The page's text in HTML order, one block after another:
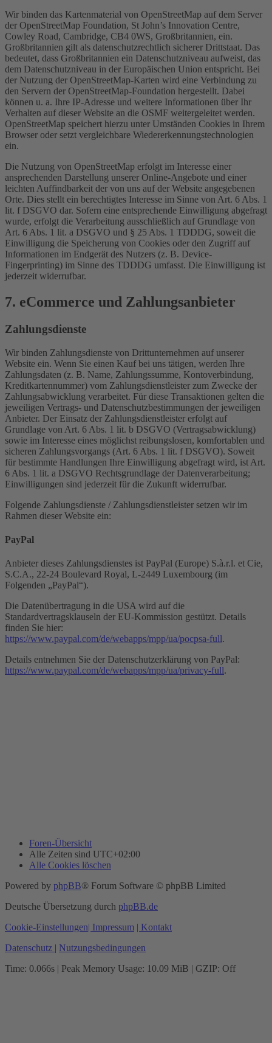
Wir binden das Kartenmaterial von OpenStreetMap auf dem Server
der OpenStreetMap Foundation, St John’s Innovation Centre,
Cowley Road, Cambridge, CB4 0WS, Großbritannien, ein.
Großbritannien gilt als datenschutzrechtlich sicherer Drittstaat. Das
bedeutet, dass Großbritannien ein Datenschutzniveau aufweist, das
dem Datenschutzniveau in der Europäischen Union entspricht. Bei
der Nutzung der OpenStreetMap-Karten wird eine Verbindung zu
den Servern der OpenStreetMap-Foundation hergestellt. Dabei
können u. a. Ihre IP-Adresse und weitere Informationen über Ihr
Verhalten auf dieser Website an die OSMF weitergeleitet werden.
OpenStreetMap speichert hierzu unter Umständen Cookies in Ihrem
Browser oder setzt vergleichbare Wiedererkennungstechnologien
ein.
Die Nutzung von OpenStreetMap erfolgt im Interesse einer
ansprechenden Darstellung unserer Online-Angebote und einer
leichten Auffindbarkeit der von uns auf der Website angegebenen
Orte. Dies stellt ein berechtigtes Interesse im Sinne von Art. 6 Abs. 1
lit. f DSGVO dar. Sofern eine entsprechende Einwilligung abgefragt
wurde, erfolgt die Verarbeitung ausschließlich auf Grundlage von
Art. 6 Abs. 1 lit. a DSGVO und § 25 Abs. 1 TDDDG, soweit die
Einwilligung die Speicherung von Cookies oder den Zugriff auf
Informationen im Endgerät des Nutzers (z. B. Device-
Fingerprinting) im Sinne des TDDDG umfasst. Die Einwilligung ist
jederzeit widerrufbar.
7. eCommerce und Zahlungs­anbieter
Zahlungsdienste
Wir binden Zahlungsdienste von Drittunternehmen auf unserer
Website ein. Wenn Sie einen Kauf bei uns tätigen, werden Ihre
Zahlungsdaten (z. B. Name, Zahlungssumme, Kontoverbindung,
Kreditkartennummer) vom Zahlungsdienstleister zum Zwecke der
Zahlungsabwicklung verarbeitet. Für diese Transaktionen gelten die
jeweiligen Vertrags- und Datenschutzbestimmungen der jeweiligen
Anbieter. Der Einsatz der Zahlungsdienstleister erfolgt auf
Grundlage von Art. 6 Abs. 1 lit. b DSGVO (Vertragsabwicklung)
sowie im Interesse eines möglichst reibungslosen, komfortablen und
sicheren Zahlungsvorgangs (Art. 6 Abs. 1 lit. f DSGVO). Soweit
für bestimmte Handlungen Ihre Einwilligung abgefragt wird, ist Art.
6 Abs. 1 lit. a DSGVO Rechtsgrundlage der Datenverarbeitung;
Einwilligungen sind jederzeit für die Zukunft widerrufbar.
Folgende Zahlungsdienste / Zahlungsdienstleister setzen wir im
Rahmen dieser Website ein:
PayPal
Anbieter dieses Zahlungsdienstes ist PayPal (Europe) S.à.r.l. et Cie,
S.C.A., 22-24 Boulevard Royal, L-2449 Luxembourg (im
Folgenden „PayPal“).
Die Datenübertragung in die USA wird auf die
Standardvertragsklauseln der EU-Kommission gestützt. Details
finden Sie hier:
https://www.paypal.com/de/webapps/mpp/ua/pocpsa-full.
Details entnehmen Sie der Datenschutzerklärung von PayPal:
https://www.paypal.com/de/webapps/mpp/ua/privacy-full.
Foren-Übersicht
Alle Zeiten sind UTC+02:00
Alle Cookies löschen
Powered by phpBB® Forum Software © phpBB Limited
Deutsche Übersetzung durch phpBB.de
Cookie-Einstellungen| Impressum | Kontakt
Datenschutz | Nutzungsbedingungen
Time: 0.066s | Peak Memory Usage: 10.09 MiB | GZIP: Off